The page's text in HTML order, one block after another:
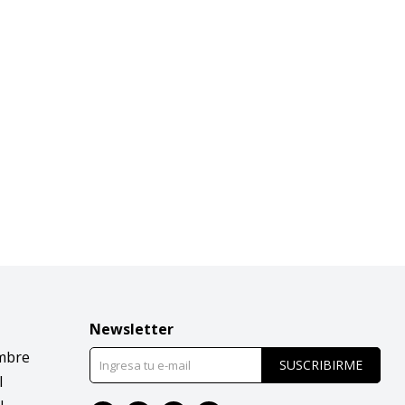
Newsletter
SUSCRIBIRME